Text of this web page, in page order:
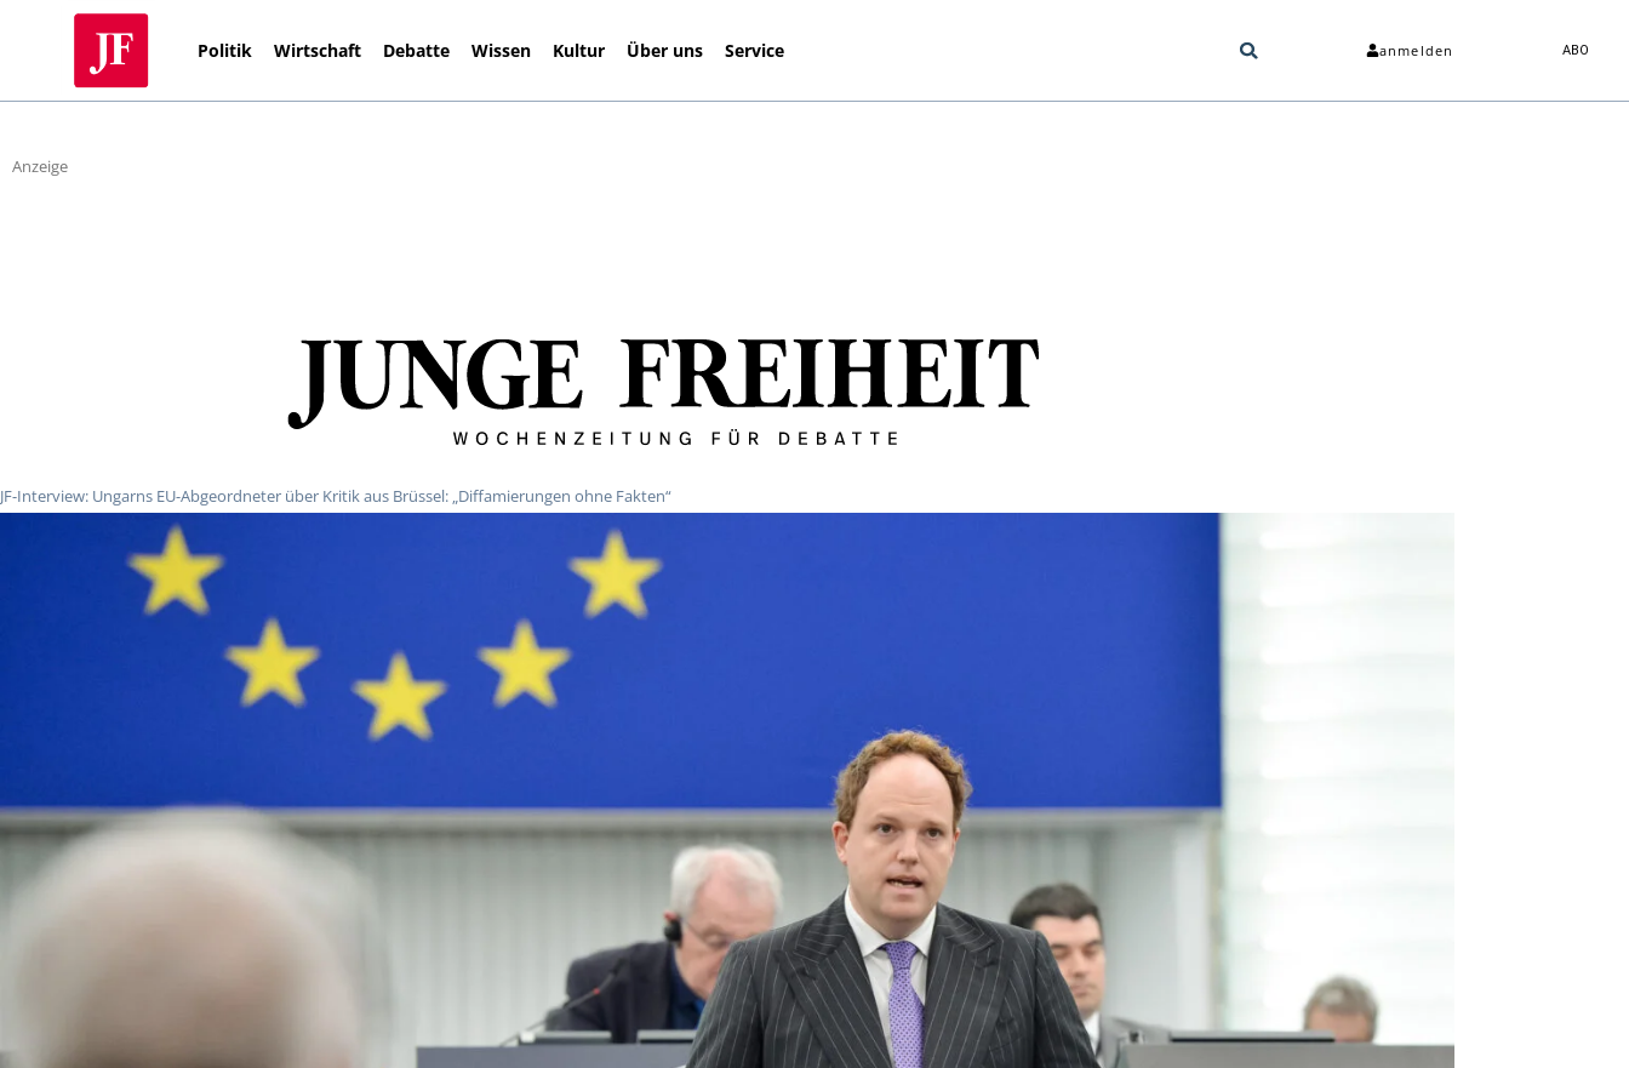
Politik Wirtschaft Debatte Wissen Kultur Über uns Service anmelden ABO
Anzeige
JF-Interview: Ungarns EU-Abgeordneter über Kritik aus Brüssel: „Diffamierungen ohne Fakten“